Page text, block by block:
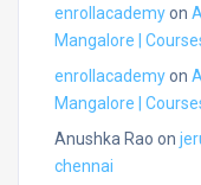
enrollacademyon
Mangalore |
enrollacademyon
Mangalore |
Anushka Rao on
chennai